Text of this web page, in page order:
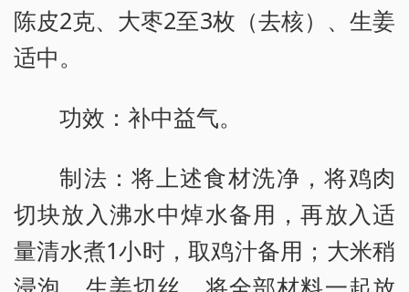
陈皮2克、大枣2至3枚（去核）、生姜
适中。
功效：补中益气。
制法：将上述食材洗净，将鸡肉
切块放入沸水中焯水备用，再放入适
量清水煮1小时，取鸡汁备用；大米稍